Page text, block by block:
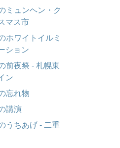
ミュンヘン・ク
マス市
ホワイトイルミ
ション
前夜祭 - 札幌東
ン
忘れ物
講演
うちあげ - 二重